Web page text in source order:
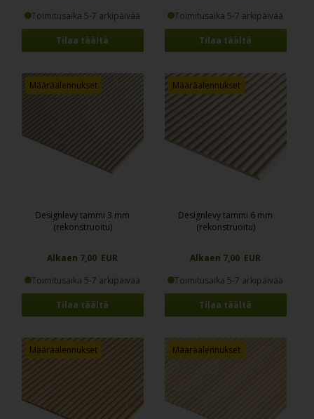
Toimitusaika 5-7 arkipäivää
Tilaa täältä
Toimitusaika 5-7 arkipäivää
Tilaa täältä
Määräalennukset
Designlevy tammi 3 mm
(rekonstruoitu)
Alkaen 7,00 EUR
Toimitusaika 5-7 arkipäivää
Tilaa täältä
Määräalennukset
Designlevy tammi 6 mm
(rekonstruoitu)
Alkaen 7,00 EUR
Toimitusaika 5-7 arkipäivää
Tilaa täältä
Määräalennukset Määräalennukset